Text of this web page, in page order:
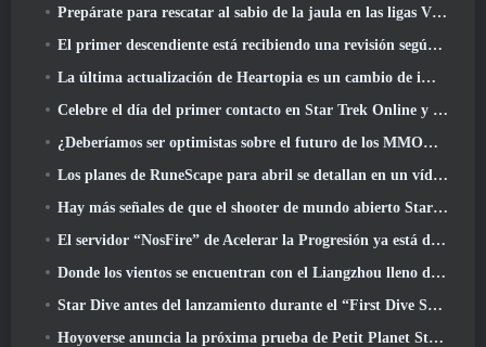
Prepárate para rescatar al sabio de la jaula en las ligas VI de RuneScape de la vieja escuela: Pactos demoniacos
El primer descendiente está recibiendo una revisión según Dev Stream
La última actualización de Heartopia es un cambio de imagen al estilo de Alicia en el país de las maravillas
Celebre el día del primer contacto en Star Trek Online y gane una nueva versión del Nobel Intel Battlecruiser
¿Deberíamos ser optimistas sobre el futuro de los MMORPG??
Los planes de RuneScape para abril se detallan en un vídeo para desarrolladores
Hay más señales de que el shooter de mundo abierto StarCraft podría ser algo real
El servidor “NosFire” de Acelerar la Progresión ya está disponible en NosTale
Donde los vientos se encuentran con el Liangzhou lleno de nieve ahora disponible con el lanzamiento de la versión 1.5
Star Dive antes del lanzamiento durante el “First Dive Show”
Hoyoverse anuncia la próxima prueba de Petit Planet Stardrift